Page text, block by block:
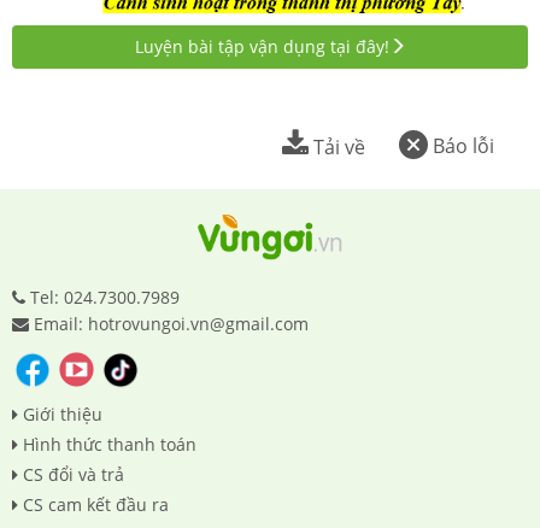
Luyện bài tập vận dụng tại đây!
Báo lỗi
Tải về
Tel: 024.7300.7989
Email: hotrovungoi.vn@gmail.com
Giới thiệu
Hình thức thanh toán
CS đổi và trả
CS cam kết đầu ra